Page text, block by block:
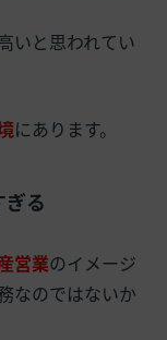
いと思われてい
にあります。
る
営業のイメージ
なのではないか